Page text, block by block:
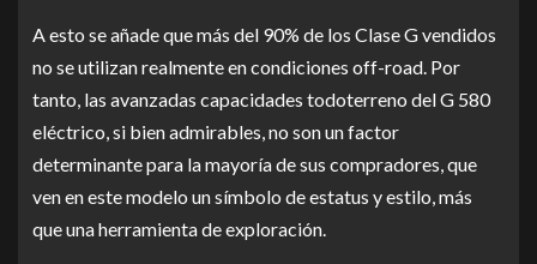
A esto se añade que más del 90% de los Clase G vendidos
no se utilizan realmente en condiciones off-road. Por
tanto, las avanzadas capacidades todoterreno del G 580
eléctrico, si bien admirables, no son un factor
determinante para la mayoría de sus compradores, que
ven en este modelo un símbolo de estatus y estilo, más
que una herramienta de exploración.